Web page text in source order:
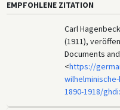
EMPFOHLENE ZITATION
Carl
(1911),
Documents
<https://
1890-1918/